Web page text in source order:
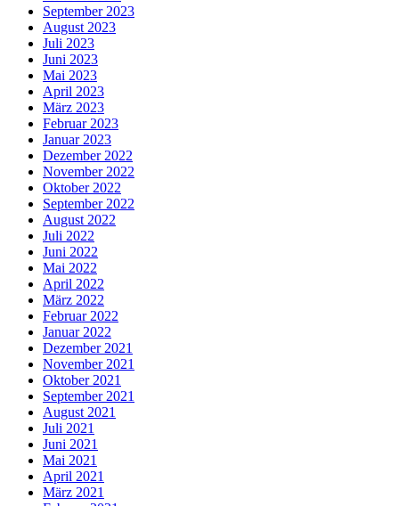
September 2023
August 2023
Juli 2023
Juni 2023
Mai 2023
April 2023
März 2023
Februar 2023
Januar 2023
Dezember 2022
November 2022
Oktober 2022
September 2022
August 2022
Juli 2022
Juni 2022
Mai 2022
April 2022
März 2022
Februar 2022
Januar 2022
Dezember 2021
November 2021
Oktober 2021
September 2021
August 2021
Juli 2021
Juni 2021
Mai 2021
April 2021
März 2021